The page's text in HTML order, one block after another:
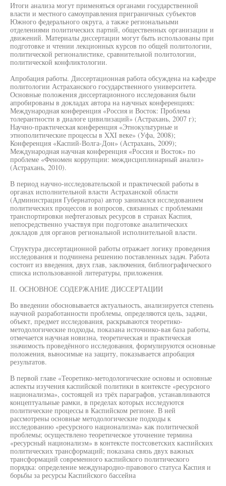
Итоги анализа могут применяться органами государственной
власти и местного самоуправления приграничных субъектов
Южного федерального округа, а также региональными
отделениями политических партий, общественных организации и
движений. Материалы диссертации могут быть использованы при
подготовке и чтении лекционных курсов по общей политологии,
политической регионалистике, сравнительной политологии,
политической конфликтологии.
Апробация работы. Диссертационная работа обсуждена на кафедре
политологии Астраханского государственного университета.
Основные положения диссертационного исследования были
апробированы в докладах автора на научных конференциях:
Международная конференция «Россия и Восток: Проблема
толерантности в диалоге цивилизаций» (Астрахань, 2007 г);
Научно-практическая конференция «Этнокультурные и
этнополитические процессы в XXI веке» (Уфа, 2008);
Конференция «Каспий-Волга-Дон» (Астрахань, 2009);
Международная научная конференция «Россия и Восток» по
проблеме «Феномен коррупции: междисциплинарный анализ»
(Астрахань, 2010).
В период научно-исследовательской и практической работы в
органах исполнительной власти Астраханской области
(Администрация Губернатора) автор занимался исследованием
политических процессов и вопросов, связанных с проблемами
транспортировки нефтегазовых ресурсов в странах Каспия,
непосредственно участвуя при подготовке аналитических
докладов для органов региональной исполнительной власти.
Структура диссертационной работы отражает логику проведения
исследования и подчинена решению поставленных задач. Работа
состоит из введения, двух глав, заключения, библиографического
списка использованной литературы, приложения.
II. ОСНОВНОЕ СОДЕРЖАНИЕ ДИССЕРТАЦИИ
Во введении обосновывается актуальность, анализируется степень
научной разработанности проблемы, определяются цель, задачи,
объект, предмет исследования, раскрываются теоретико-
методологические подходы, показана источнико-вая база работы,
отмечается научная новизна, теоретическая и практическая
значимость проведённого исследования, формулируются основные
положения, выносимые на защиту, показывается апробация
результатов.
В первой главе «Теоретико-методологические основы и основные
аспекты изучения каспийской политики в контексте «ресурсного
национализма», состоящей из трёх параграфов, устанавливаются
концептуальные рамки, в пределах которых исследуются
политические процессы в Каспийском регионе. В ней
рассмотрены основные методологические подходы к
исследованию «ресурсного национализма» как политической
проблемы; осуществлено теоретическое уточнение термина
«ресурсный национализм» в контексте постсоветских каспийских
политических трансформаций; показана связь двух важных
трансформаций современного каспийского политического
порядка: определение международно-правового статуса Каспия и
борьбы за ресурсы Каспийского бассейна